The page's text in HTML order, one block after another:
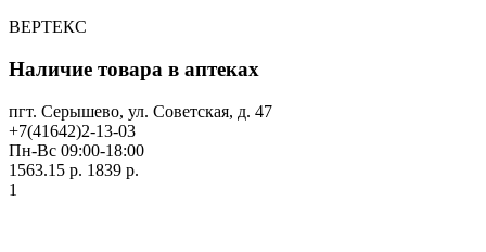
ВЕРТЕКС
Наличие товара в аптеках
пгт. Серышево, ул. Советская, д. 47
+7(41642)2-13-03
Пн-Вс 09:00-18:00
1563.15 р. 1839 р.
1